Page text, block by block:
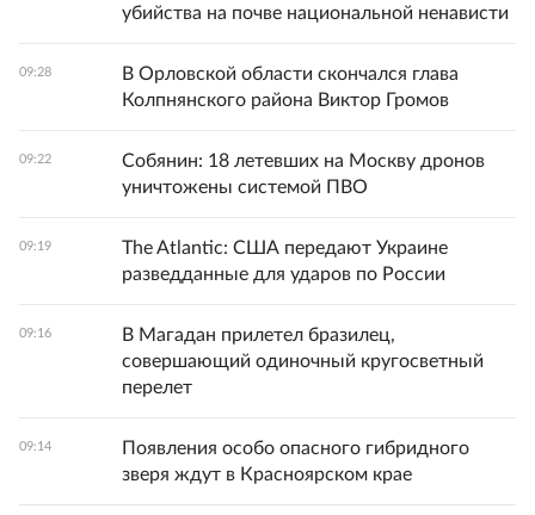
убийства на почве национальной ненависти
09:28
В Орловской области скончался глава
Колпнянского района Виктор Громов
09:22
Собянин: 18 летевших на Москву дронов
уничтожены системой ПВО
09:19
The Atlantic: США передают Украине
разведданные для ударов по России
09:16
В Магадан прилетел бразилец,
совершающий одиночный кругосветный
перелет
09:14
Появления особо опасного гибридного
зверя ждут в Красноярском крае